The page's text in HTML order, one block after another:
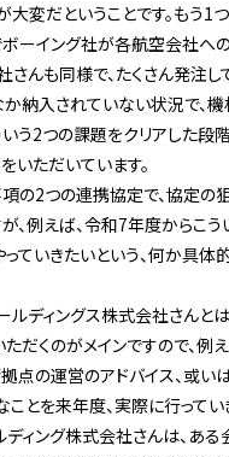
大変だということです。もう1
ーイング社が各航空会社へ
さんも同様で、たくさん発注
納入されていない状況で、
いう2つの課題をクリアした段
いただいています。
の2つの連携協定で、協定の
、例えば、令和7年度からこ
っていきたいという、何か具
ルディングス株式会社さんと
だくのがメインですので、例
点の運営のアドバイス、或い
ことを来年度、実際に行って
ディング株式会社さんは、あ